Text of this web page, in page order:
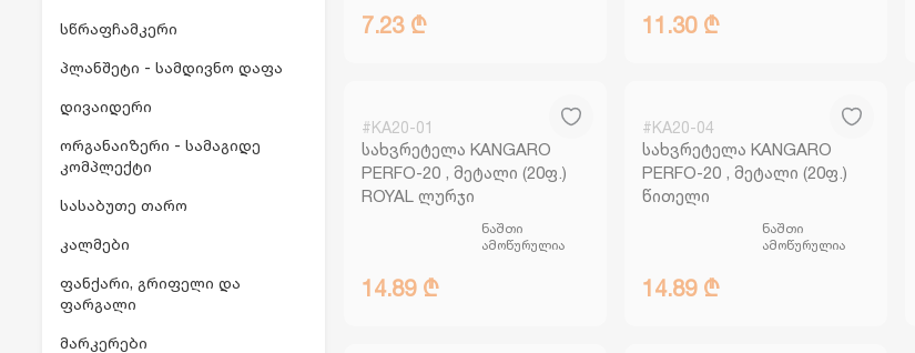
სწრაფჩამკერი
პლანშეტი - სამდივნო დაფა
დივაიდერი
ორგანაიზერი - სამაგიდე
კომპლექტი
სასაბუთე თარო
კალმები
ფანქარი, გრიფელი და
ფარგალი
მარკერები
7.23 ₾ 11.30 ₾
#KA20-01
სახვრეტელა KANGARO
PERFO-20 , მეტალი (20ფ.)
ROYAL ლურჯი
ნაშთი
ამოწურულია
14.89 ₾
#KA20-04
სახვრეტელა KANGARO
PERFO-20 , მეტალი (20ფ.)
წითელი
ნაშთი
ამოწურულია
14.89 ₾